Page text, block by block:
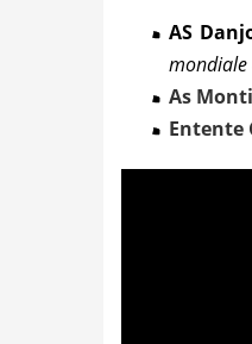
AS
As
Entente